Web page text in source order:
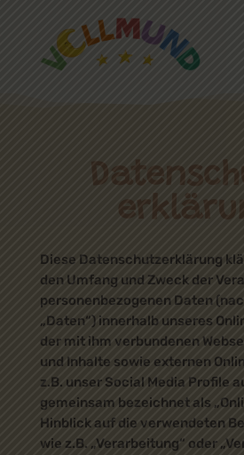
Diese Datenschutzerklärung
den Umfang und Zweck der
personenbezogenen Daten
„Daten“) innerhalb unseres
der mit ihm verbundenen
und Inhalte sowie externen
z.B. unser Social Media Profile
gemeinsam bezeichnet als
Hinblick auf die verwendeten
wie z.B. „Verarbeitung“ oder